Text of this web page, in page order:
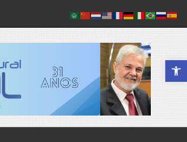
Abrir a